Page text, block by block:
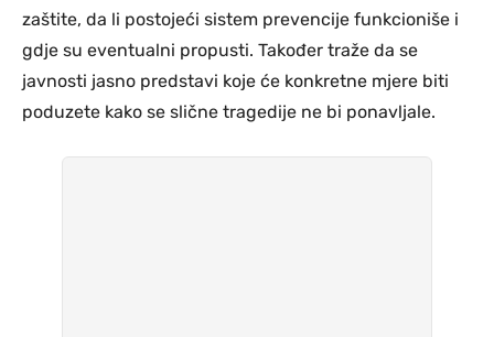
zaštite, da li postojeći sistem prevencije funkcioniše i
gdje su eventualni propusti. Također traže da se
javnosti jasno predstavi koje će konkretne mjere biti
poduzete kako se slične tragedije ne bi ponavljale.